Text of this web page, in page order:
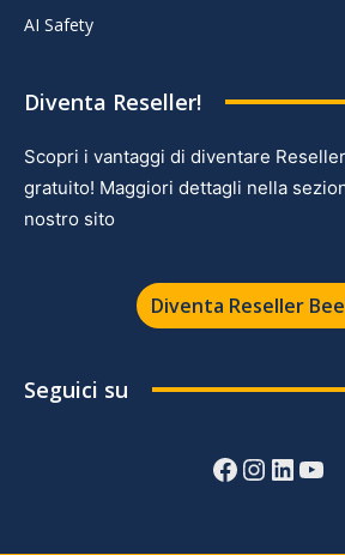
AI Safety
Diventa Reseller!
Scopri i vantaggi di diventare
gratuito! Maggiori dettagli nella
nostro sito
Diventa Reseller
Seguici su
Facebook